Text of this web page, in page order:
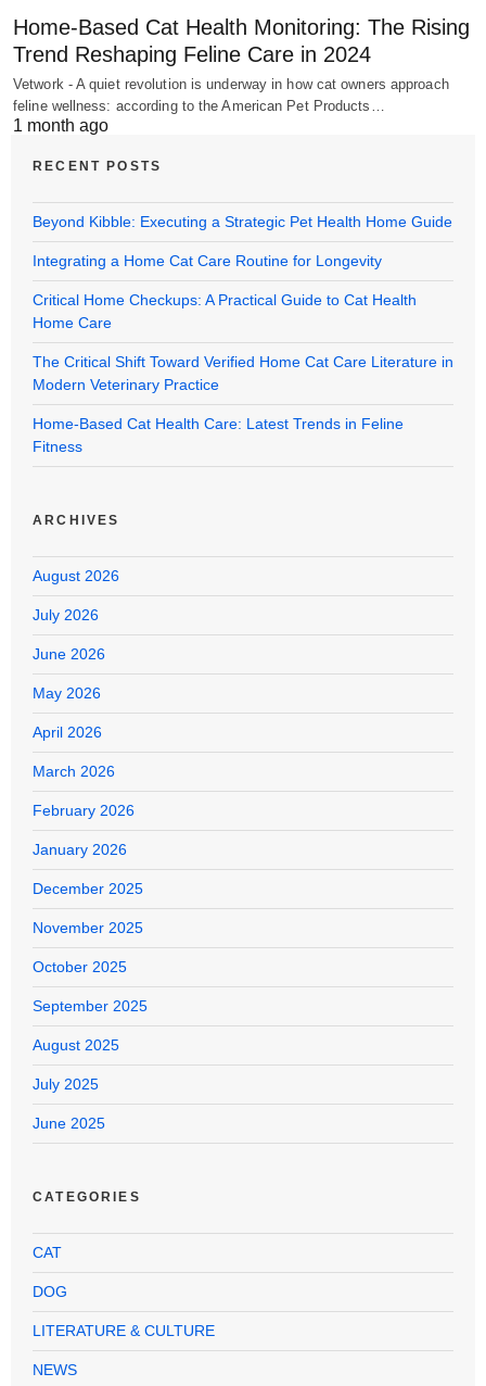
Home-Based Cat Health Monitoring: The Rising
Trend Reshaping Feline Care in 2024
Vetwork - A quiet revolution is underway in how cat owners approach
feline wellness: according to the American Pet Products…
1 month ago
RECENT POSTS
Beyond Kibble: Executing a Strategic Pet Health Home Guide
Integrating a Home Cat Care Routine for Longevity
Critical Home Checkups: A Practical Guide to Cat Health
Home Care
The Critical Shift Toward Verified Home Cat Care Literature in
Modern Veterinary Practice
Home-Based Cat Health Care: Latest Trends in Feline
Fitness
ARCHIVES
August 2026
July 2026
June 2026
May 2026
April 2026
March 2026
February 2026
January 2026
December 2025
November 2025
October 2025
September 2025
August 2025
July 2025
June 2025
CATEGORIES
CAT
DOG
LITERATURE & CULTURE
NEWS